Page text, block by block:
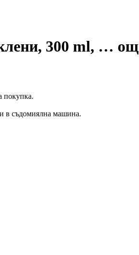
300 ml, …
покупка.
в съдомиялна машина.